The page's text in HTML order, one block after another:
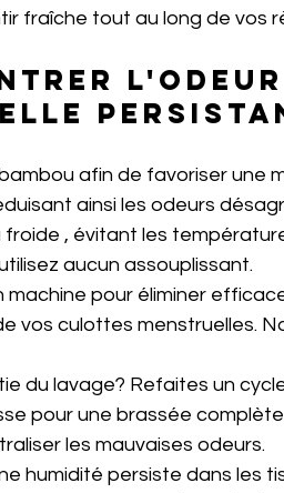
fraîche tout au long de vos
l'odeur
ainsi les odeurs
froide , évitant les
aucun assouplissant.
machine pour éliminer
vos culottes menstruelles.
du lavage? Refaites un
pour une brassée
les mauvaises odeurs.
humidité persiste dans les